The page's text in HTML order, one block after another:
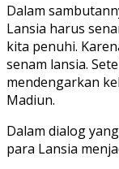
Dalam
Lansia harus
kita penuhi.
senam lansia.
mendengarkan
Madiun.
Dalam dialog
para Lansia